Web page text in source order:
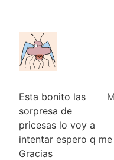
Esta bonito las
sorpresa de
pricesas lo voy a
intentar espero q
Gracias